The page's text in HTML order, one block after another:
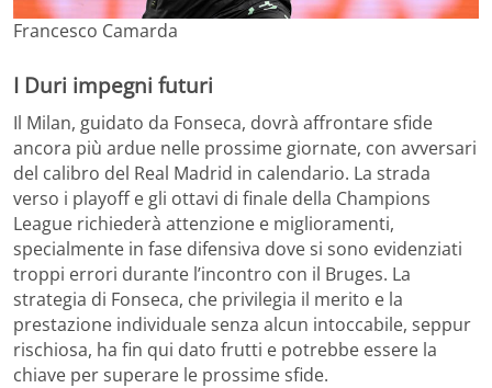
Francesco Camarda
I Duri impegni futuri
Il Milan, guidato da Fonseca, dovrà affrontare sfide
ancora più ardue nelle prossime giornate, con avversari
del calibro del Real Madrid in calendario. La strada
verso i playoff e gli ottavi di finale della Champions
League richiederà attenzione e miglioramenti,
specialmente in fase difensiva dove si sono evidenziati
troppi errori durante l’incontro con il Bruges. La
strategia di Fonseca, che privilegia il merito e la
prestazione individuale senza alcun intoccabile, seppur
rischiosa, ha fin qui dato frutti e potrebbe essere la
chiave per superare le prossime sfide.